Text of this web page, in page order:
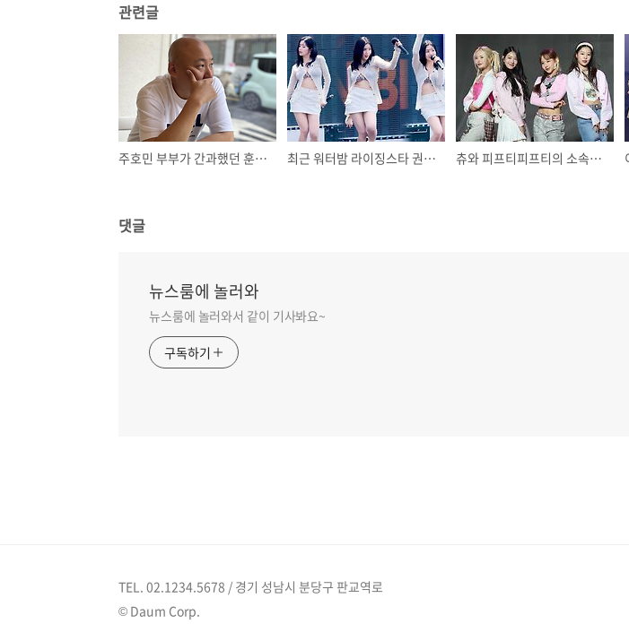
관련글
주호민 부부가 간과했던 훈육방식의 문제점 최근 워터밤 라이징스타 권은비에게 달린 성희롱적 댓글에 보인 권은비의 '쿨'한 반응 츄와 피프티피프티의 소속사와의 싸움은 다르다.
댓글
뉴스룸에 놀러와
뉴스룸에 놀러와서 같이 기사봐요~
구독하기
TEL. 02.1234.5678 / 경기 성남시 분당구 판교역로
© Daum Corp.